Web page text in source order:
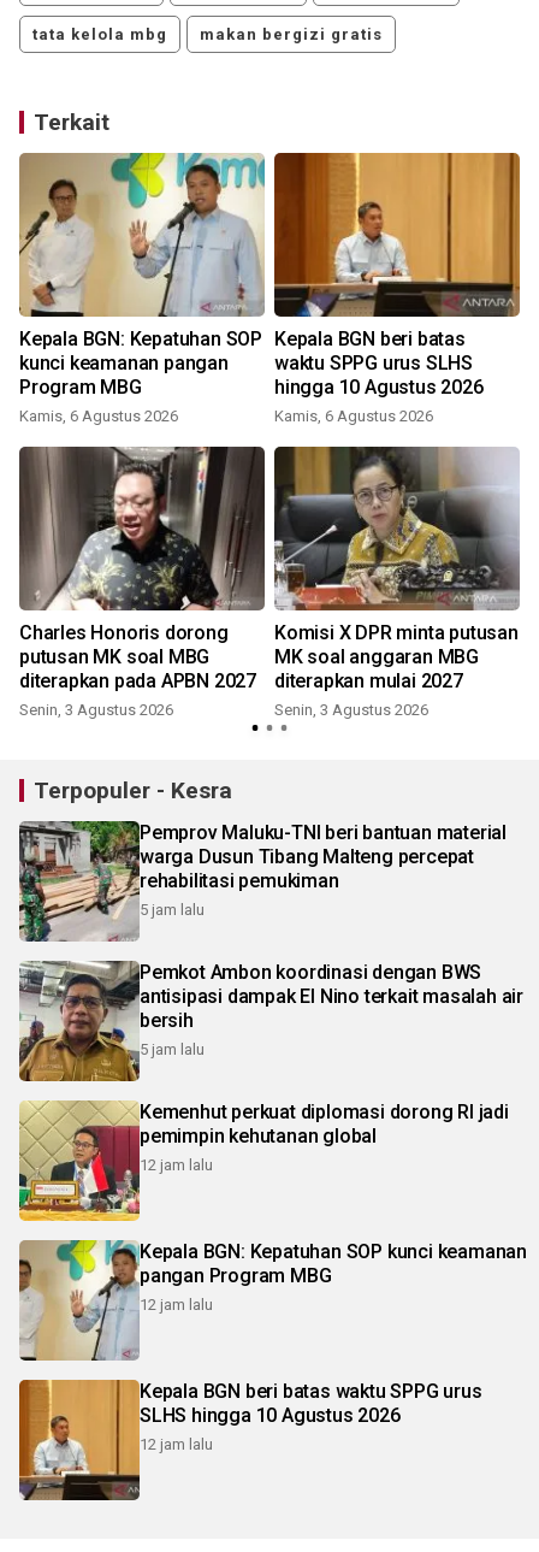
tata kelola mbg makan bergizi gratis
Terkait
Kepala BGN: Kepatuhan SOP
kunci keamanan pangan
Program MBG
Kamis, 6 Agustus 2026
Kepala BGN beri batas
waktu SPPG urus SLHS
hingga 10 Agustus 2026
Kamis, 6 Agustus 2026
Charles Honoris dorong
putusan MK soal MBG
diterapkan pada APBN 2027
Senin, 3 Agustus 2026
Komisi X DPR minta putusan
MK soal anggaran MBG
diterapkan mulai 2027
Senin, 3 Agustus 2026
Terpopuler - Kesra
Pemprov Maluku-TNI beri bantuan material
warga Dusun Tibang Malteng percepat
rehabilitasi pemukiman
5 jam lalu
Pemkot Ambon koordinasi dengan BWS
antisipasi dampak El Nino terkait masalah air
bersih
5 jam lalu
Kemenhut perkuat diplomasi dorong RI jadi
pemimpin kehutanan global
12 jam lalu
Kepala BGN: Kepatuhan SOP kunci keamanan
pangan Program MBG
12 jam lalu
Kepala BGN beri batas waktu SPPG urus
SLHS hingga 10 Agustus 2026
12 jam lalu